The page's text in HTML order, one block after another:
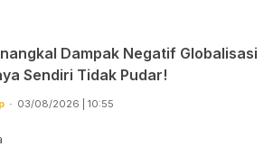
Dampak Negatif Globalisasi
Sendiri Tidak Pudar!
03/08/2026 | 10:55